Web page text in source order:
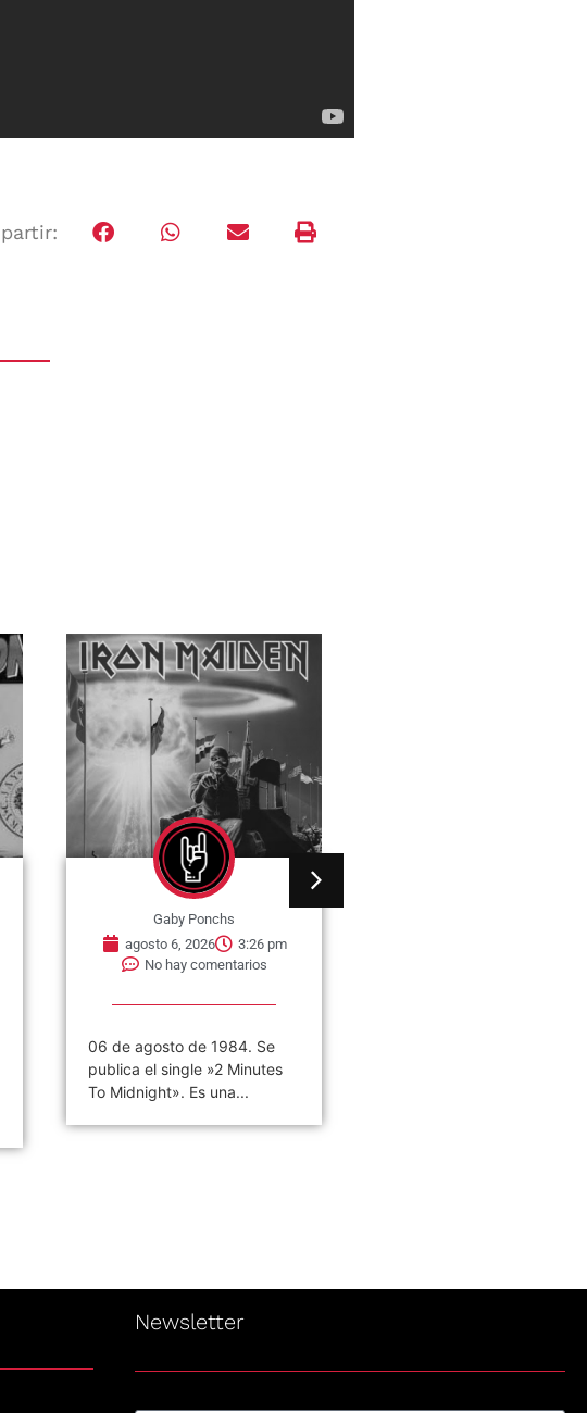
Gaby Ponchs
agosto 6, 2026
3:26 pm
No hay comentarios
06 de agosto de 1984. Se
publica el single »2 Minutes
To Midnight». Es una...
Newsletter